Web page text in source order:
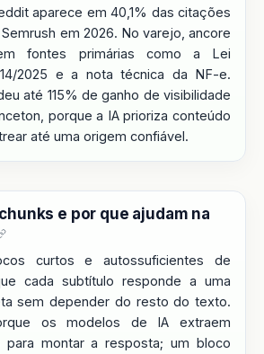
aparece em 40,1% das citações
em 2026. No varejo, ancore
fontes primárias como a Lei
2025 e a nota técnica da NF-e.
até 115% de ganho de visibilidade
porque a IA prioriza conteúdo
até uma origem confiável.
e por que ajudam na
curtos e autossuficientes de
cada subtítulo responde a uma
sem depender do resto do texto.
os modelos de IA extraem
para montar a resposta; um bloco